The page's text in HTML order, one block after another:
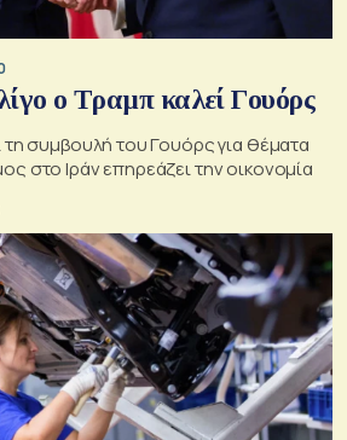
ο Τραμπ καλεί Γουόρς
συμβουλή του Γουόρς για θέματα
στο Ιράν επηρεάζει την οικονομία